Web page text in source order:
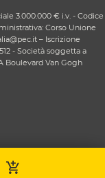
3.000.000 € i.v. - Codice
Corso Unione
– Iscrizione
- Società soggetta a
Boulevard Van Gogh